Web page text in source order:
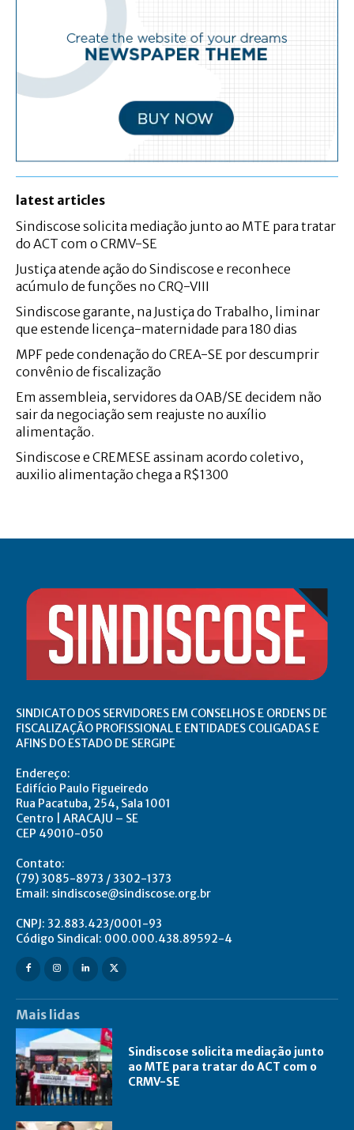
latest articles
Sindiscose solicita mediação junto ao MTE para tratar
do ACT com o CRMV-SE
Justiça atende ação do Sindiscose e reconhece
acúmulo de funções no CRQ-VIII
Sindiscose garante, na Justiça do Trabalho, liminar
que estende licença-maternidade para 180 dias
MPF pede condenação do CREA-SE por descumprir
convênio de fiscalização
Em assembleia, servidores da OAB/SE decidem não
sair da negociação sem reajuste no auxílio
alimentação.
Sindiscose e CREMESE assinam acordo coletivo,
auxilio alimentação chega a R$1300
SINDICATO DOS SERVIDORES EM CONSELHOS E ORDENS DE
FISCALIZAÇÃO PROFISSIONAL E ENTIDADES COLIGADAS E
AFINS DO ESTADO DE SERGIPE
Endereço:
Edifício Paulo Figueiredo
Rua Pacatuba, 254, Sala 1001
Centro | ARACAJU – SE
CEP 49010-050
Contato:
(79) 3085-8973 / 3302-1373
Email: sindiscose@sindiscose.org.br
CNPJ: 32.883.423/0001-93
Código Sindical: 000.000.438.89592-4
Mais lidas
Sindiscose solicita mediação junto
ao MTE para tratar do ACT com o
CRMV-SE